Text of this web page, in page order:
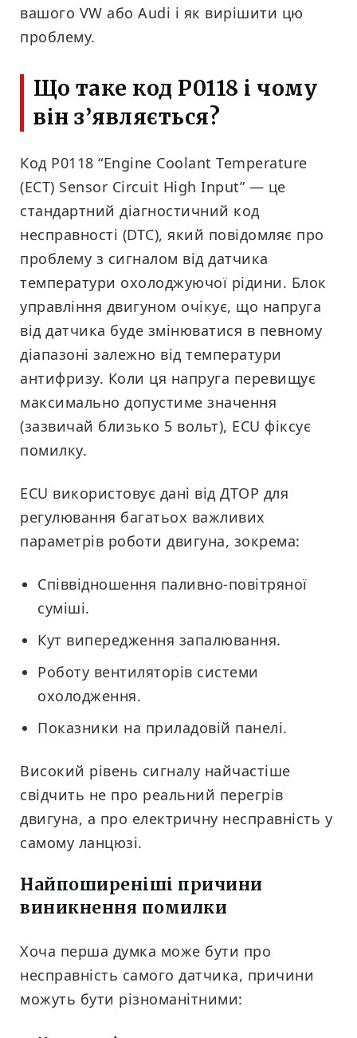
вашого VW або Audi і як вирішити цю
проблему.
Що таке код P0118 і чому
він з’являється?
Код P0118 “Engine Coolant Temperature
(ECT) Sensor Circuit High Input” — це
стандартний діагностичний код
несправності (DTC), який повідомляє про
проблему з сигналом від датчика
температури охолоджуючої рідини. Блок
управління двигуном очікує, що напруга
від датчика буде змінюватися в певному
діапазоні залежно від температури
антифризу. Коли ця напруга перевищує
максимально допустиме значення
(зазвичай близько 5 вольт), ECU фіксує
помилку.
ECU використовує дані від ДТОР для
регулювання багатьох важливих
параметрів роботи двигуна, зокрема:
Співвідношення паливно-повітряної
суміші.
Кут випередження запалювання.
Роботу вентиляторів системи
охолодження.
Показники на приладовій панелі.
Високий рівень сигналу найчастіше
свідчить не про реальний перегрів
двигуна, а про електричну несправність у
самому ланцюзі.
Найпоширеніші причини
виникнення помилки
Хоча перша думка може бути про
несправність самого датчика, причини
можуть бути різноманітними: